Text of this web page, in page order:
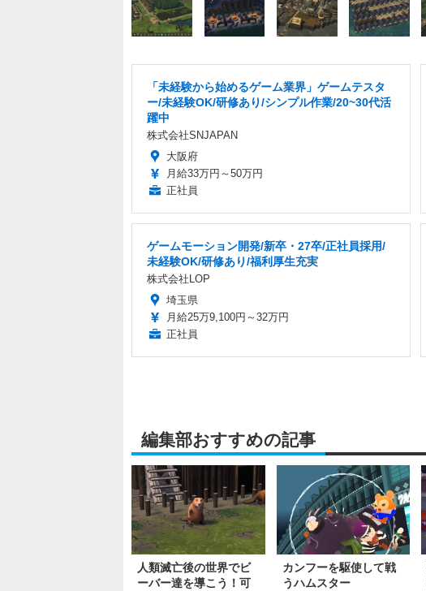
「未経験から始めるゲーム業界」ゲームテスタ
ー/未経験OK/研修あり/シンプル作業/20~30代活
躍中
株式会社SNJAPAN
大阪府
月給33万円～50万円
正社員
ゲームモーション開発/新卒・27卒/正社員採用/
未経験OK/研修あり/福利厚生充実
株式会社LOP
埼玉県
月給25万9,100円～32万円
正社員
編集部おすすめの記事
人類滅亡後の世界でビ
ーバー達を導こう！可
カンフーを駆使して戦
うハムスター